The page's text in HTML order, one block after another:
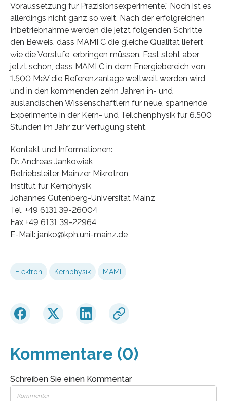
Voraussetzung für Präzisionsexperimente.” Noch ist es
allerdings nicht ganz so weit. Nach der erfolgreichen
Inbetriebnahme werden die jetzt folgenden Schritte
den Beweis, dass MAMI C die gleiche Qualität liefert
wie die Vorstufe, erbringen müssen. Fest steht aber
jetzt schon, dass MAMI C in dem Energiebereich von
1.500 MeV die Referenzanlage weltweit werden wird
und in den kommenden zehn Jahren in- und
ausländischen Wissenschaftlern für neue, spannende
Experimente in der Kern- und Teilchenphysik für 6.500
Stunden im Jahr zur Verfügung steht.
Kontakt und Informationen:
Dr. Andreas Jankowiak
Betriebsleiter Mainzer Mikrotron
Institut für Kernphysik
Johannes Gutenberg-Universität Mainz
Tel. +49 6131 39-26004
Fax +49 6131 39-22964
E-Mail: janko@kph.uni-mainz.de
Elektron Kernphysik MAMI
Kommentare (0)
Schreiben Sie einen Kommentar